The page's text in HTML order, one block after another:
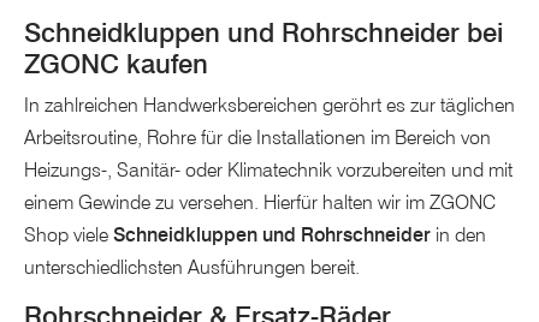
Schneidkluppen und Rohrschneider bei
ZGONC kaufen
In zahlreichen Handwerksbereichen geröhrt es zur täglichen
Arbeitsroutine, Rohre für die Installationen im Bereich von
Heizungs-, Sanitär- oder Klimatechnik vorzubereiten und mit
einem Gewinde zu versehen. Hierfür halten wir im ZGONC
Shop viele Schneidkluppen und Rohrschneider in den
unterschiedlichsten Ausführungen bereit.